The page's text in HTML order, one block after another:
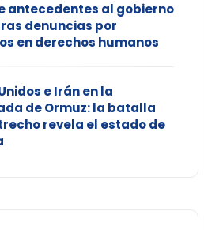
antecedentes al gobierno
denuncias por
en derechos humanos
e Irán en la
de Ormuz: la batalla
revela el estado de